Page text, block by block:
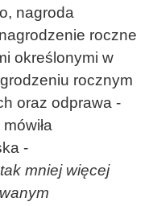
nagroda
roczne
określonymi w
rocznym
oraz odprawa -
-
mniej więcej